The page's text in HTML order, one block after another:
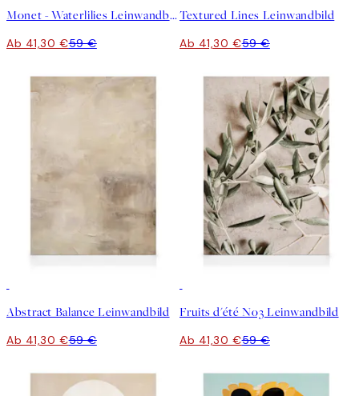
Monet - Waterlilies Leinwandbild
Ab 41,30 €59 €
Textured Lines Leinwandbild
Ab 41,30 €59 €
Abstract Balance Leinwandbild
Ab 41,30 €59 €
Fruits d'été No3 Leinwandbild
Ab 41,30 €59 €